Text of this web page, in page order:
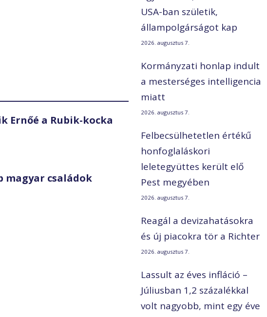
Ernőé a Rubik-kocka
magyar családok
USA-ban születik,
állampolgárságot kap
2026. augusztus 7.
Kormányzati honlap indult
a mesterséges intelligencia
miatt
2026. augusztus 7.
Felbecsülhetetlen értékű
honfoglaláskori
leletegyüttes került elő
Pest megyében
2026. augusztus 7.
Reagál a devizahatásokra
és új piacokra tör a Richter
2026. augusztus 7.
Lassult az éves infláció –
Júliusban 1,2 százalékkal
volt nagyobb, mint egy éve